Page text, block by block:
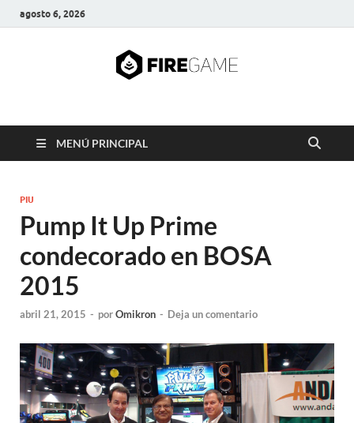
agosto 6, 2026
FIRE GAME
MENÚ PRINCIPAL
PIU
Pump It Up Prime
condecorado en BOSA
2015
abril 21, 2015 - porOmikron - Deja un comentario